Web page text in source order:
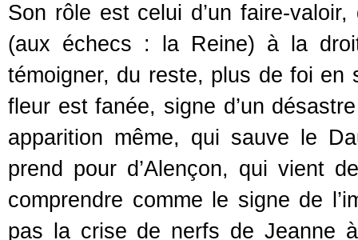
Son rôle est celui d’un faire-
(aux échecs : la Reine) à la
témoigner, du reste, plus de foi en
fleur est fanée, signe d’un
apparition même, qui sauve le
prend pour d’Alençon, qui vient
comprendre comme le signe de
pas la crise de nerfs de Jeanne